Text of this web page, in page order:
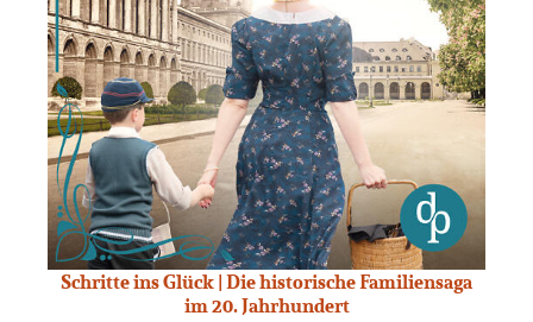
Schritte ins Glück | Die historische Familiensaga
im 20. Jahrhundert